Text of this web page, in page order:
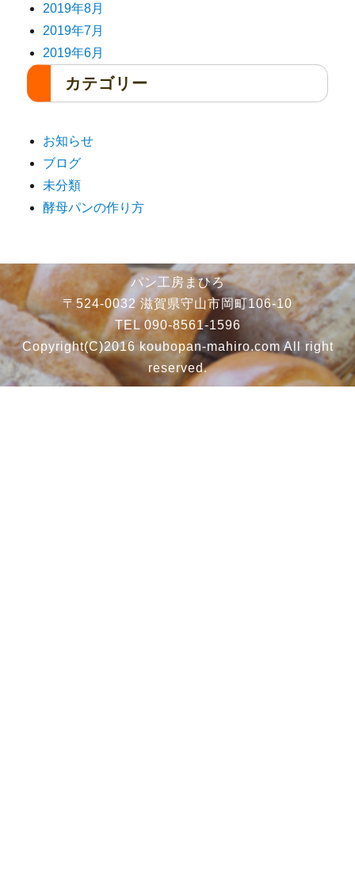
2019年8月
2019年7月
2019年6月
カテゴリー
お知らせ
ブログ
未分類
酵母パンの作り方
パン工房まひろ
〒524-0032 滋賀県守山市岡町106-10
TEL 090-8561-1596
Copyright(C)2016 koubopan-mahiro.com All right
reserved.